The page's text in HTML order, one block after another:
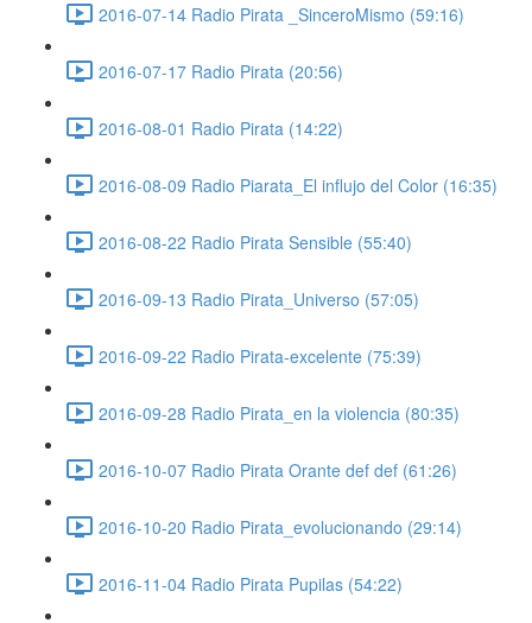
2016-07-14 Radio Pirata _SinceroMismo (59:16)
2016-07-17 Radio Pirata (20:56)
2016-08-01 Radio Pirata (14:22)
2016-08-09 Radio Piarata_El influjo del Color (16:35)
2016-08-22 Radio Pirata Sensible (55:40)
2016-09-13 Radio Pirata_Universo (57:05)
2016-09-22 Radio Pirata-excelente (75:39)
2016-09-28 Radio Pirata_en la violencia (80:35)
2016-10-07 Radio Pirata Orante def def (61:26)
2016-10-20 Radio Pirata_evolucionando (29:14)
2016-11-04 Radio Pirata Pupilas (54:22)